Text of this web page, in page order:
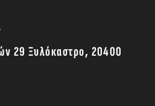
29 Ξυλόκαστρο, 20400